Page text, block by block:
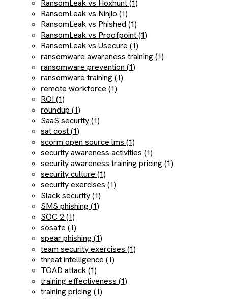
RansomLeak vs Hoxhunt (1)
RansomLeak vs Ninjio (1)
RansomLeak vs Phished (1)
RansomLeak vs Proofpoint (1)
RansomLeak vs Usecure (1)
ransomware awareness training (1)
ransomware prevention (1)
ransomware training (1)
remote workforce (1)
ROI (1)
roundup (1)
SaaS security (1)
sat cost (1)
scorm open source lms (1)
security awareness activities (1)
security awareness training pricing (1)
security culture (1)
security exercises (1)
Slack security (1)
SMS phishing (1)
SOC 2 (1)
sosafe (1)
spear phishing (1)
team security exercises (1)
threat intelligence (1)
TOAD attack (1)
training effectiveness (1)
training pricing (1)